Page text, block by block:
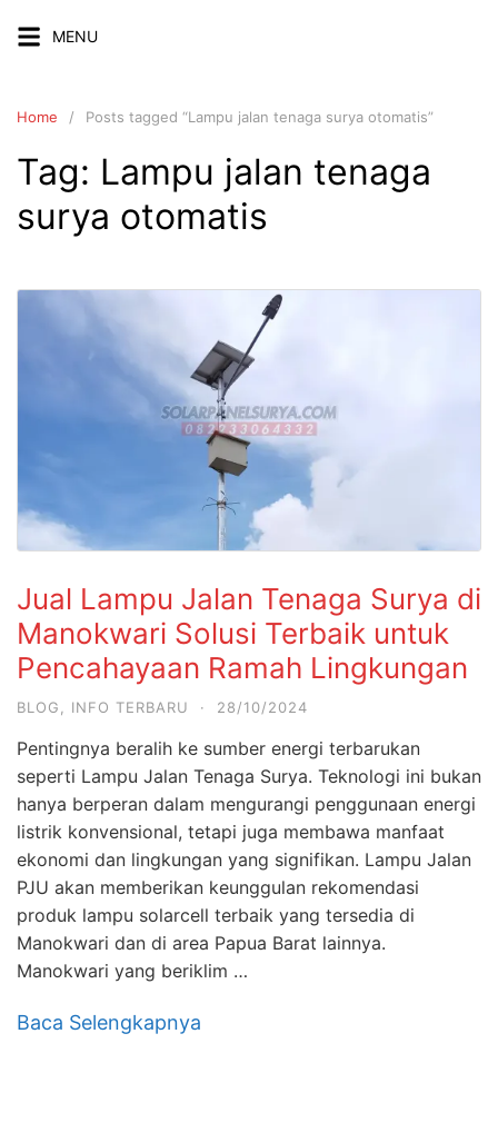
MENU
Home Posts tagged “Lampu jalan tenaga surya otomatis”
Tag: Lampu jalan tenaga
surya otomatis
Jual Lampu Jalan Tenaga Surya di
Manokwari Solusi Terbaik untuk
Pencahayaan Ramah Lingkungan
BLOG INFO TERBARU · 28/10/2024
Pentingnya beralih ke sumber energi terbarukan
seperti Lampu Jalan Tenaga Surya. Teknologi ini bukan
hanya berperan dalam mengurangi penggunaan energi
listrik konvensional, tetapi juga membawa manfaat
ekonomi dan lingkungan yang signifikan. Lampu Jalan
PJU akan memberikan keunggulan rekomendasi
produk lampu solarcell terbaik yang tersedia di
Manokwari dan di area Papua Barat lainnya.
Manokwari yang beriklim …
Baca Selengkapnya